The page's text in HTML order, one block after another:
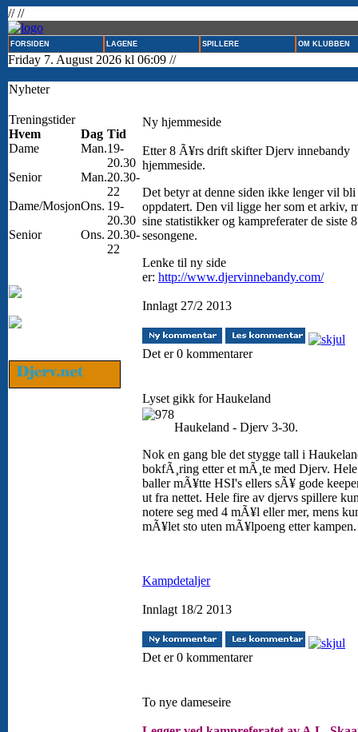
// //
FORSIDEN LAGENE SPILLERE OM KLUBBEN
Friday 7. August 2026 kl 06:09 //
Nyheter
Treningstider
Hvem
Dag Tid
Dame
Man.19-
20.30
Senior
Man.20.30-
22
Dame/MosjonOns. 19-
20.30
Senior
Ons. 20.30-
22
Ny hjemmeside
Etter 8 Ã¥rs drift skifter Djerv innebandy
hjemmeside.
Det betyr at denne siden ikke lenger vil bli
oppdatert. Den vil ligge her som et arkiv,
sine statistikker og kampreferater de siste 8
sesongene.
Lenke til ny side
er: http://www.djervinnebandy.com/
Innlagt 27/2 2013
Det er 0 kommentarer
Lyset gikk for Haukeland
Haukeland - Djerv 3-30.
Nok en gang ble det stygge tall i
bokfÃ¸ring etter et mÃ¸te med Djerv.
baller mÃ¥tte HSI's ellers sÃ¥ gode
ut fra nettet. Hele fire av djervs spillere
notere seg med 4 mÃ¥l eller mer, mens
mÃ¥let sto uten mÃ¥lpoeng etter
Kampdetaljer
Innlagt 18/2 2013
Det er 0 kommentarer
To nye dameseire